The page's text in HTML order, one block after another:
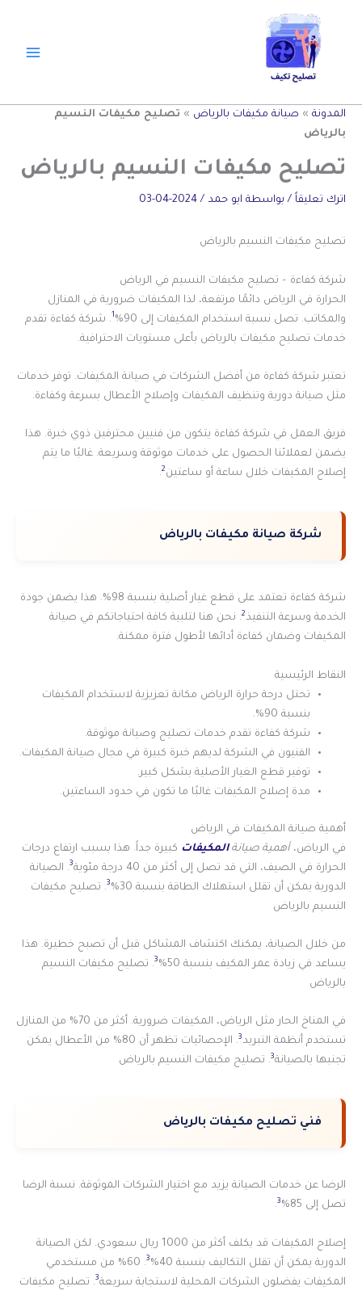
المدونة » صيانة مكيفات بالرياض » تصليح مكيفات النسيم
بالرياض
تصليح مكيفات النسيم بالرياض
اترك تعليقاً / بواسطة ابو حمد /
2024-04-03
تصليح مكيفات النسيم بالرياض
شركة كفاءة – تصليح مكيفات النسيم في الرياض
الحرارة في الرياض دائمًا مرتفعة، لذا المكيفات ضرورية في المنازل
والمكاتب. تصل نسبة استخدام المكيفات إلى 90%
1. شركة كفاءة تقدم
خدمات تصليح مكيفات بالرياض بأعلى مستويات الاحترافية.
تعتبر شركة كفاءة من أفضل الشركات في صيانة المكيفات. توفر خدمات
مثل صيانة دورية وتنظيف المكيفات وإصلاح الأعطال بسرعة وكفاءة.
فريق العمل في شركة كفاءة يتكون من فنيين محترفين ذوي خبرة. هذا
يضمن لعملائنا الحصول على خدمات موثوقة وسريعة. غالبًا ما يتم
إصلاح المكيفات خلال ساعة أو ساعتين2
.
شركة صيانة مكيفات بالرياض
شركة كفاءة تعتمد على قطع غيار أصلية بنسبة 98%. هذا يضمن جودة
الخدمة وسرعة التنفيذ2. نحن هنا لتلبية كافة احتياجاتكم في صيانة
المكيفات وضمان كفاءة أدائها لأطول فترة ممكنة.
النقاط الرئيسية
تحتل درجة حرارة الرياض مكانة تعزيزية لاستخدام المكيفات
بنسبة 90%.
شركة كفاءة تقدم خدمات تصليح وصيانة موثوقة.
الفنيون في الشركة لديهم خبرة كبيرة في مجال صيانة المكيفات.
توفير قطع الغيار الأصلية بشكل كبير.
مدة إصلاح المكيفات غالبًا ما تكون في حدود الساعتين.
أهمية صيانة المكيفات في الرياض
في الرياض، أهمية صيانةالمكيفات كبيرة جداً. هذا بسبب ارتفاع درجات
الحرارة في الصيف، التي قد تصل إلى أكثر من 40 درجة مئوية
3. الصيانة
الدورية يمكن أن تقلل استهلاك الطاقة بنسبة 30%
3. تصليح مكيفات
النسيم بالرياض
من خلال الصيانة، يمكنك اكتشاف المشاكل قبل أن تصبح خطيرة. هذا
يساعد في زيادة عمر المكيف بنسبة 50%
3. تصليح مكيفات النسيم
بالرياض
في المناخ الحار مثل الرياض، المكيفات ضرورية. أكثر من 70% من المنازل
تستخدم أنظمة التبريد3
. الإحصائيات تظهر أن 80% من الأعطال يمكن
تجنبها بالصيانة3. تصليح مكيفات النسيم بالرياض
فني تصليح مكيفات بالرياض
الرضا عن خدمات الصيانة يزيد مع اختيار الشركات الموثوقة. نسبة الرضا
تصل إلى 85%
3
.
إصلاح المكيفات قد يكلف أكثر من 1000 ريال سعودي. لكن الصيانة
الدورية يمكن أن تقلل التكاليف بنسبة 40%
3
. 60% من مستخدمي
المكيفات يفضلون الشركات المحلية لاستجابة سريعة3. تصليح مكيفات